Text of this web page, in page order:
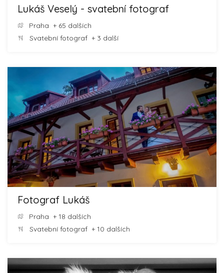
Lukáš Veselý - svatební fotograf
Praha + 65 dalších
Svatební fotograf + 3 další
Fotograf Lukáš
Praha + 18 dalších
Svatební fotograf + 10 dalších